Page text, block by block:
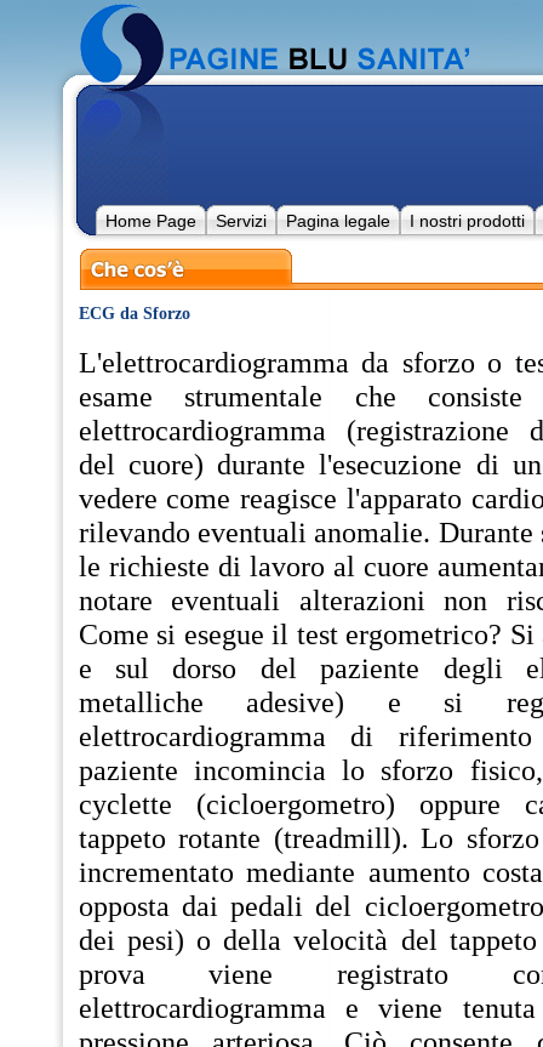
Home Page Servizi Pagina legale I nostri prodotti
ECG da Sforzo
L'elettrocardiogramma da sforzo o
esame strumentale che
elettrocardiogramma (registrazione
del cuore) durante l'esecuzione di
vedere come reagisce l'apparato
rilevando eventuali anomalie.
le richieste di lavoro al cuore
notare eventuali alterazioni non
Come si esegue il test ergometrico?
e sul dorso del paziente degli
metalliche adesive) e si
elettrocardiogramma di
paziente incomincia lo sforzo
cyclette (cicloergometro) oppure
tappeto rotante (treadmill). Lo
incrementato mediante aumento
opposta dai pedali del
dei pesi) o della velocità del
prova viene registrato
elettrocardiogramma e viene